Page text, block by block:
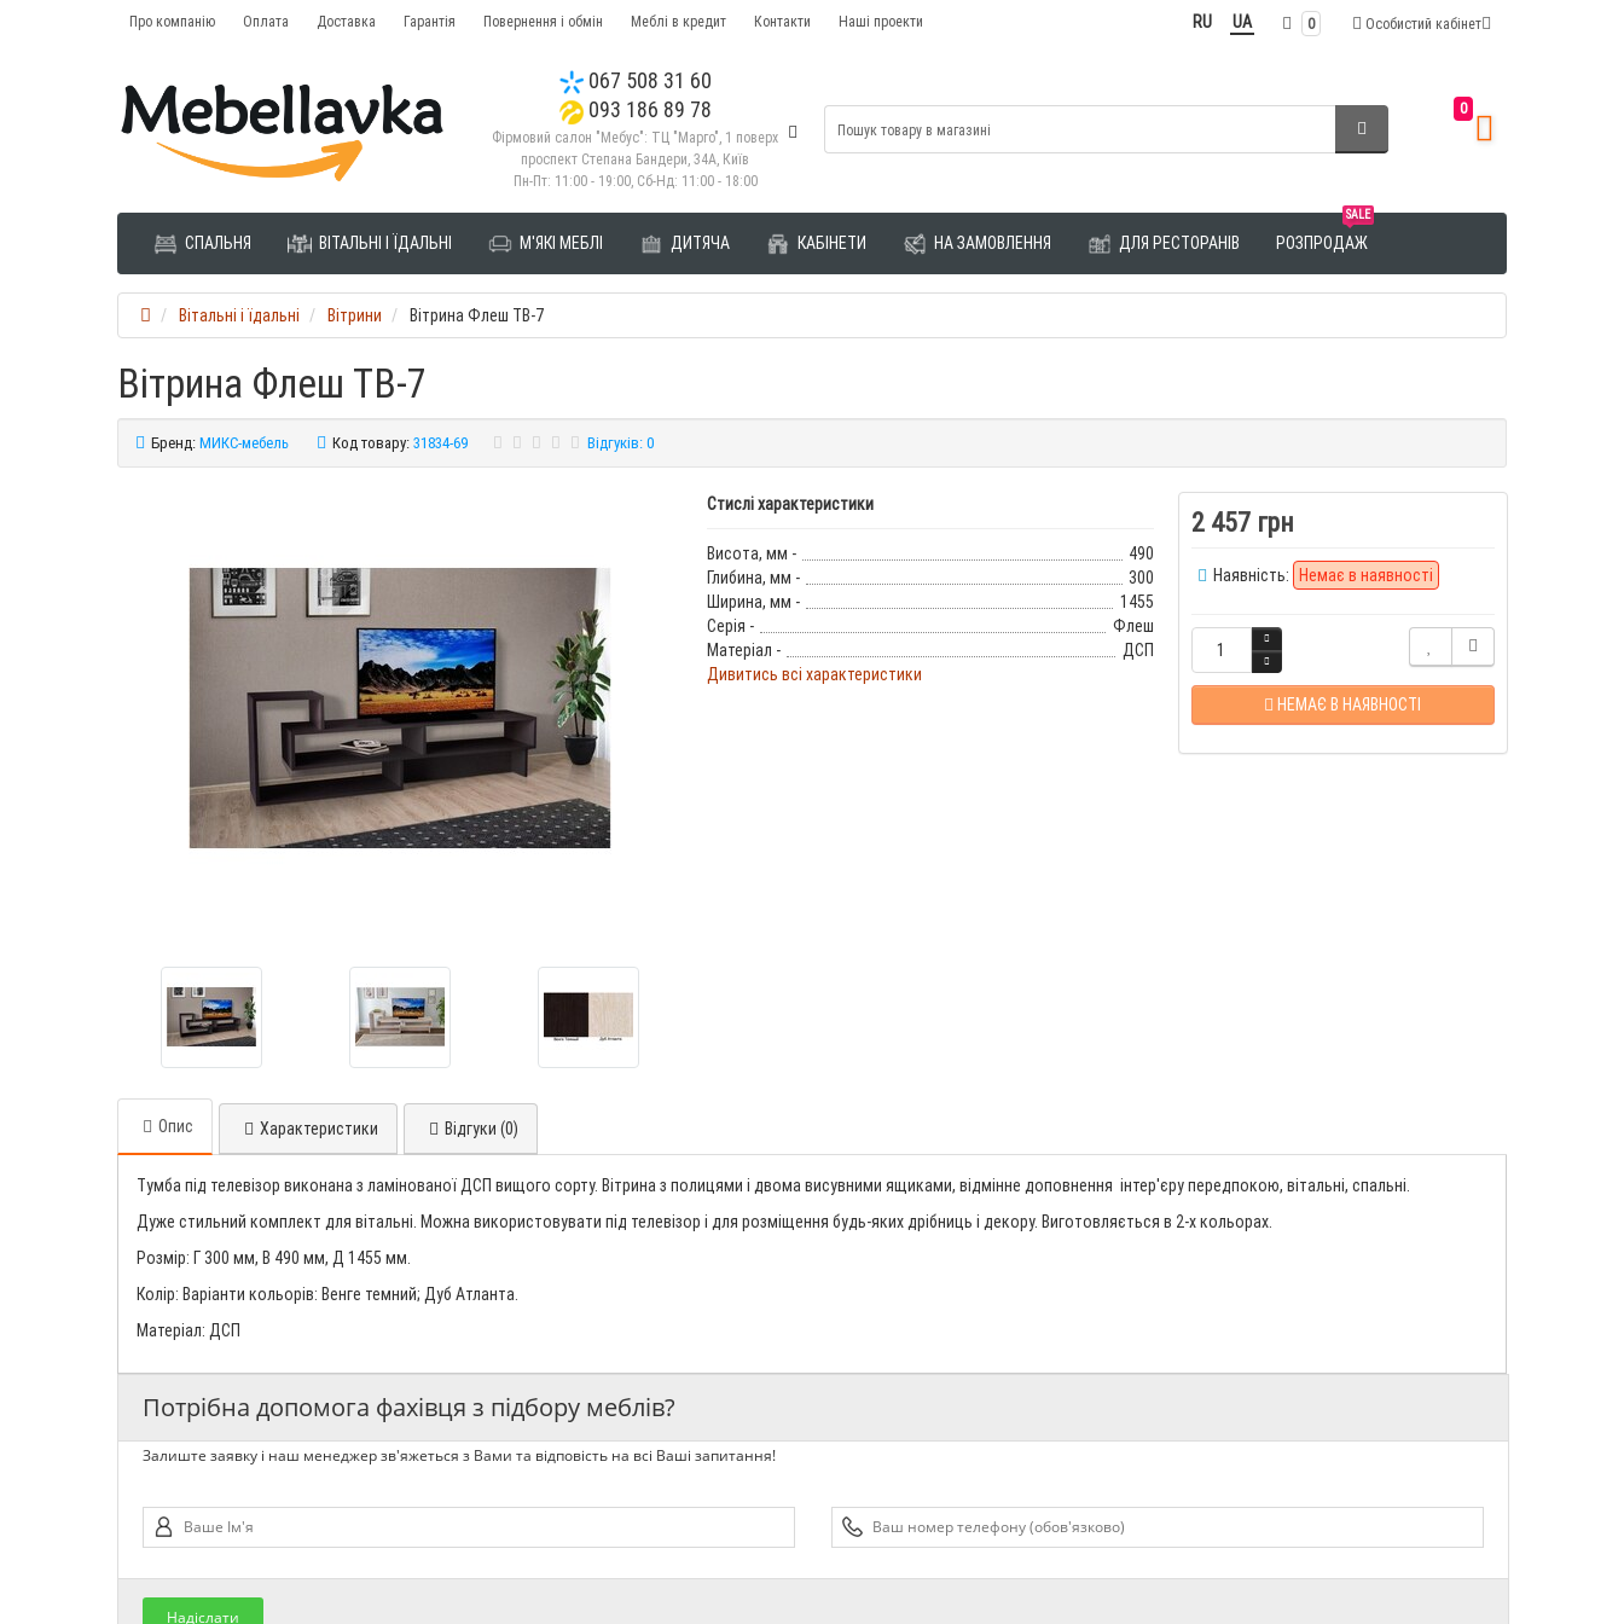
Про компанію Оплата Доставка Гарантія Повернення і обмін Меблі в кредит Контакти Наші проекти Особистий кабінет
0
RU UA
067 508 31 60
093 186 89 78
Фірмовий салон "Мебус": ТЦ "Марго", 1 поверх
проспект Степана Бандери, 34А, Київ
Пн-Пт: 11:00 - 19:00, Сб-Нд: 11:00 - 18:00
0
СПАЛЬНЯ ВІТАЛЬНІ І ЇДАЛЬНІ М'ЯКІ МЕБЛІ ДИТЯЧА КАБІНЕТИ НА ЗАМОВЛЕННЯ ДЛЯ РЕСТОРАНІВ
SALE
РОЗПРОДАЖ
Вітальні і їдальні Вітрини Вітрина Флеш ТВ-7
Вітрина Флеш ТВ-7
Бренд:МИКС-мебель Код товару:31834-69 Відгуків: 0
Стислі характеристики
Висота, мм -
490
Глибина, мм -
300
Ширина, мм -
1455
Серія -
Флеш
Матеріал -
ДСП
Дивитись всі характеристики
2 457 грн
Наявність: Немає в наявності
НЕМАЄ В НАЯВНОСТІ
Опис Характеристики Відгуки (0)
Тумба під телевізор виконана з ламінованої ДСП вищого сорту. Вітрина з полицями і двома висувними ящиками, відмінне доповнення інтер'єру передпокою, вітальні, спальні.
Дуже стильний комплект для вітальні. Можна використовувати під телевізор і для розміщення будь-яких дрібниць і декору. Виготовляється в 2-х кольорах.
Розмір: Г 300 мм, В 490 мм, Д 1455 мм.
Колір: Варіанти кольорів: Венге темний; Дуб Атланта.
Матеріал: ДСП
Потрібна допомога фахівця з підбору меблів?
Залиште заявку і наш менеджер зв'яжеться з Вами та відповість на всі Ваші запитання!
Надіслати